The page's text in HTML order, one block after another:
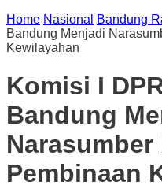
Home Nasional Bandung
Bandung Menjadi
Kewilayahan
Komisi I
Bandung
Narasumber
Pembinaan